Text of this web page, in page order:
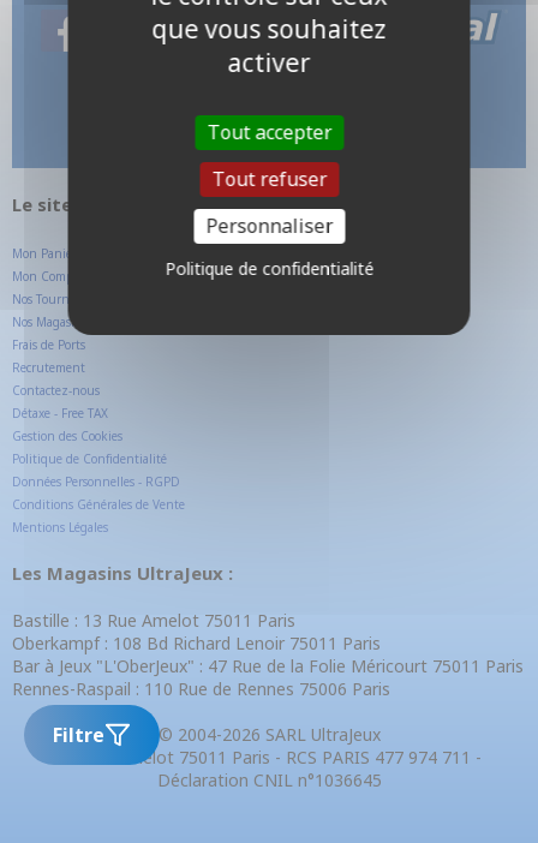
Filtre
Le site internet UltraJeux.com
Mon Panier
Mon Compte Client
Nos Tournois
Nos Magasins
Frais de Ports
Recrutement
Contactez-nous
Détaxe - Free TAX
Gestion des Cookies
Politique de Confidentialité
Données Personnelles - RGPD
Conditions Générales de Vente
Mentions Légales
Les Magasins UltraJeux :
Bastille : 13 Rue Amelot 75011 Paris
Oberkampf : 108 Bd Richard Lenoir 75011 Paris
Bar à Jeux "L'OberJeux" : 47 Rue de la Folie Méricourt 75011 Paris
Rennes-Raspail : 110 Rue de Rennes 75006 Paris
© 2004-2026 SARL UltraJeux
13 Rue Amelot 75011 Paris - RCS PARIS 477 974 711 -
Déclaration CNIL n°1036645
que vous souhaitez
activer
Tout accepter
Tout refuser
Personnaliser
Politique de confidentialité